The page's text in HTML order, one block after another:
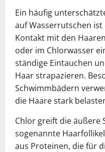
Ein häufig
auf Wasserrutschen ist
Kontakt mit den
oder im Chlorwasser
ständige Eintauchen
Haar strapazieren.
Schwimmbädern
die Haare stark
Chlor greift die äußere
sogenannte
aus Proteinen, die für